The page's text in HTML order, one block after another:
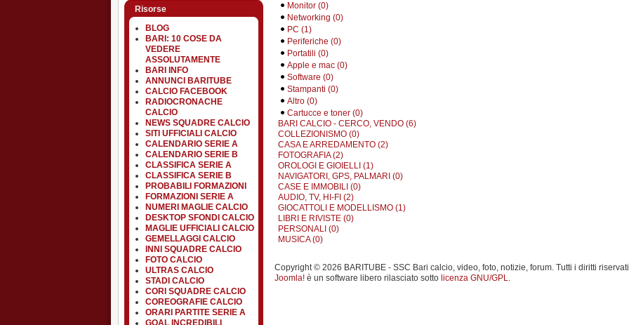
Risorse
BLOG
BARI: 10 COSE DA
VEDERE
ASSOLUTAMENTE
BARI INFO
ANNUNCI BARITUBE
CALCIO FACEBOOK
RADIOCRONACHE
CALCIO
NEWS SQUADRE CALCIO
SITI UFFICIALI CALCIO
CALENDARIO SERIE A
CALENDARIO SERIE B
CLASSIFICA SERIE A
CLASSIFICA SERIE B
PROBABILI FORMAZIONI
FORMAZIONI SERIE A
NUMERI MAGLIE CALCIO
DESKTOP SFONDI CALCIO
MAGLIE UFFICIALI CALCIO
GEMELLAGGI CALCIO
INNI SQUADRE CALCIO
FOTO CALCIO
ULTRAS CALCIO
STADI CALCIO
CORI SQUADRE CALCIO
COREOGRAFIE CALCIO
ORARI PARTITE SERIE A
GOAL INCREDIBILI
Monitor (0)
Networking (0)
PC (1)
Periferiche (0)
Portatili (0)
Apple e mac (0)
Software (0)
Stampanti (0)
Altro (0)
Cartucce e toner (0)
BARI CALCIO - CERCO, VENDO (6)
COLLEZIONISMO (0)
CASA E ARREDAMENTO (2)
FOTOGRAFIA (2)
OROLOGI E GIOIELLI (1)
NAVIGATORI, GPS, PALMARI (0)
CASE E IMMOBILI (0)
AUDIO, TV, HI-FI (2)
GIOCATTOLI E MODELLISMO (1)
LIBRI E RIVISTE (0)
PERSONALI (0)
MUSICA (0)
Copyright © 2026 BARITUBE - SSC Bari calcio, video, foto, notizie, forum. Tutti i diritti
Joomla! è un software libero rilasciato sotto licenza GNU/GPL.